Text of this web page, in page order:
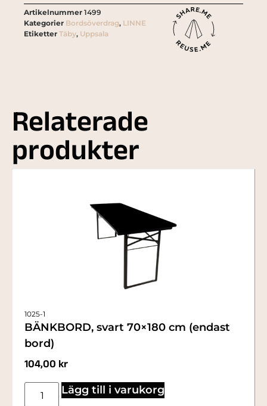
Artikelnummer 1499
Kategorier Bordsöverdrag, LINNE
Etiketter Täby, Uppsala
Relaterade
produkter
1025-1
BÄNKBORD, svart 70×180 cm (endast
bord)
104,00 kr
Lägg till i varukorg